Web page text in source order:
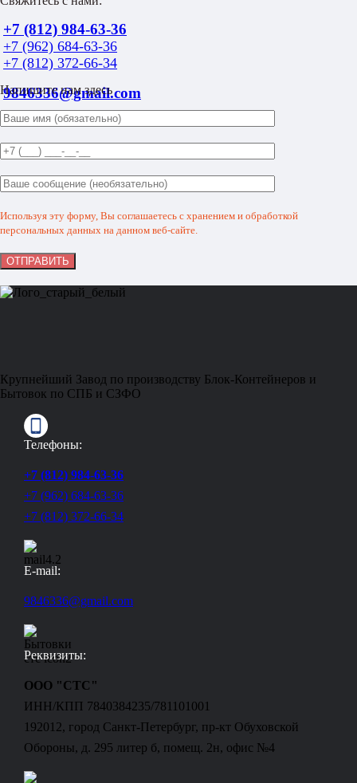
+7 (812) 984-63-36
+7 (962) 684-63-36
+7 (812) 372-66-34
9846336@gmail.com
Напишите нам здесь
Используя эту форму, Вы соглашаетесь с хранением и обработкой
персональных данных на данном веб-сайте.
Крупнейший Завод по производству Блок-Контейнеров и
Бытовок по СПБ и СЗФО
Телефоны:
+7 (812) 984-63-36
+7 (962) 684-63-36
+7 (812) 372-66-34
E-mail:
9846336@gmail.com
Реквизиты:
ООО "СТС"
ИНН/КПП 7840384235/781101001
192012, город Санкт-Петербург, пр-кт Обуховской
Обороны, д. 295 литер б, помещ. 2н, офис №4